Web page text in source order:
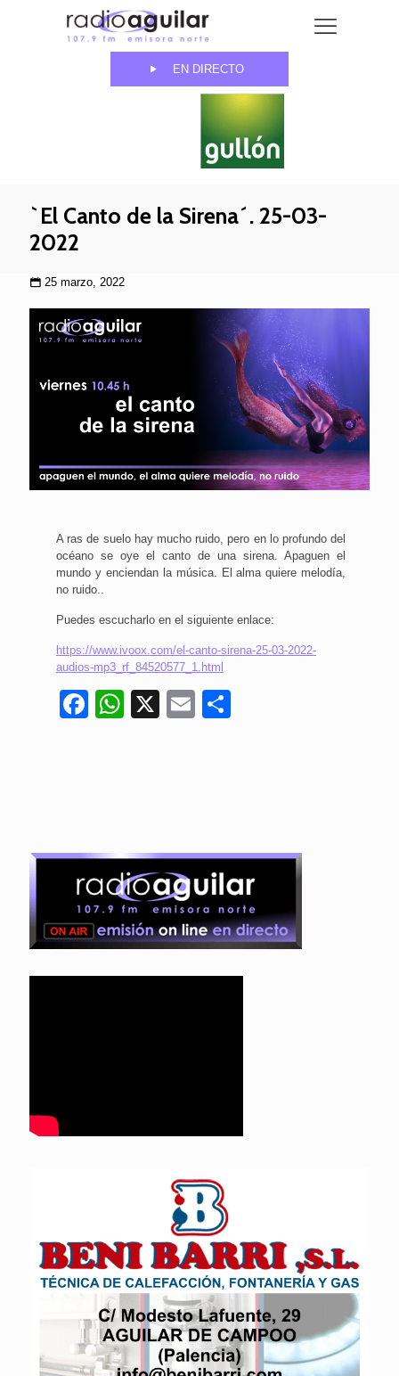
EN DIRECTO
`El Canto de la Sirena´. 25-03-
2022
25 marzo, 2022
A ras de suelo hay mucho ruido, pero en lo profundo del
océano se oye el canto de una sirena. Apaguen el
mundo y enciendan la música. El alma quiere melodía,
no ruido..
Puedes escucharlo en el siguiente enlace:
https://www.ivoox.com/el-canto-sirena-25-03-2022-
audios-mp3_rf_84520577_1.html
Facebook
WhatsApp
X Email